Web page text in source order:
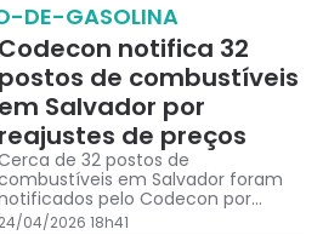
DE-GASOLINA
Codecon notifica 32
postos de combustíveis
em Salvador por
reajustes de preços
de 32 postos de
em Salvador foram
pelo Codecon por
reajustes de preços
24/04/2026 18h41